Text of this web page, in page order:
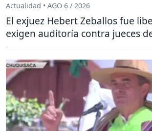
Actualidad • AGO 6 / 2026
El exjuez Hebert Zeballos fue
exigen auditoría contra jueces